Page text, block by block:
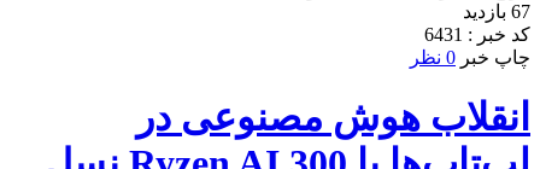
67 بازدید
کد خبر : 6431
چاپ خبر 0 نظر
انقلاب هوش مصنوعی در